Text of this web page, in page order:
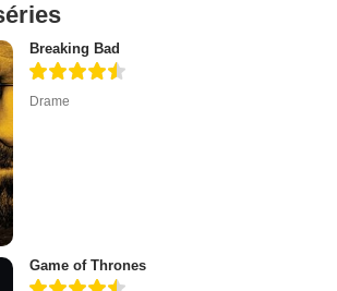
Breaking Bad
Drame
Game of Thrones